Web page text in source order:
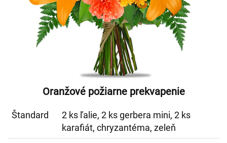
Oranžové požiarne prekvapenie
Štandard
2 ks ľalie, 2 ks gerbera mini, 2 ks
karafiát, chryzantéma, zeleň